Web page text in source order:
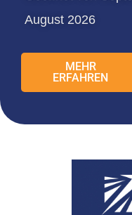
August 2026
MEHR
ERFAHREN